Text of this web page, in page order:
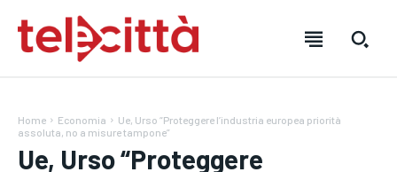
Home Economia
Ue, Urso “Proteggere l’industria europea priorità
assoluta, no a misure tampone”
Ue, Urso “Proteggere